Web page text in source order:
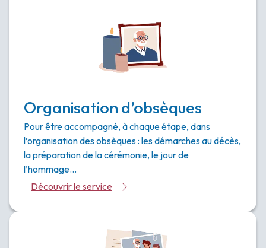
Organisation d’obsèques
Pour être accompagné, à chaque étape, dans
l’organisation des obsèques : les démarches au décès,
la préparation de la cérémonie, le jour de
l’hommage…
Découvrir le service